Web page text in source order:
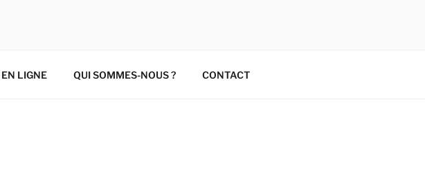
LIGNE QUI SOMMES-NOUS ? CONTACT